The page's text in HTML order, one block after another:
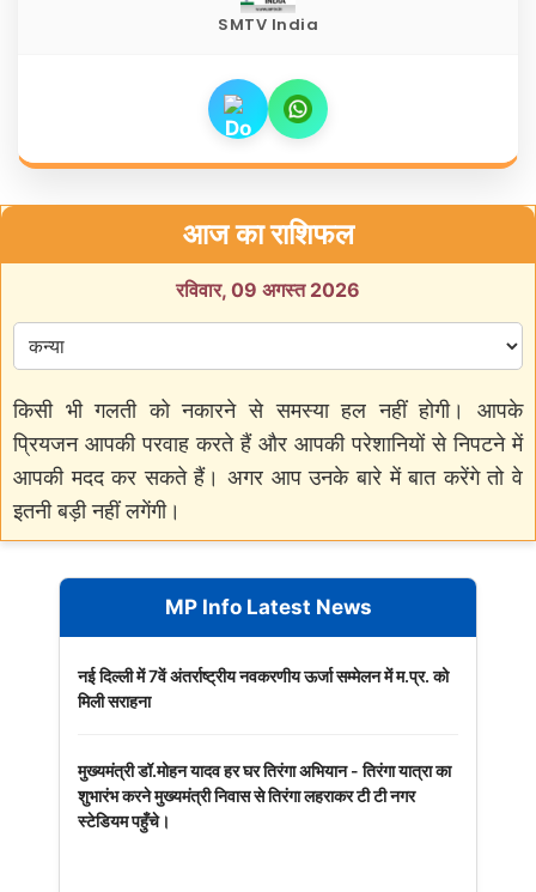
SMTV India
आज का राशिफल
रविवार, 09 अगस्त 2026
किसी भी गलती को नकारने से समस्या हल नहीं होगी। आपके
प्रियजन आपकी परवाह करते हैं और आपकी परेशानियों से निपटने में
आपकी मदद कर सकते हैं। अगर आप उनके बारे में बात करेंगे तो वे
इतनी बड़ी नहीं लगेंगी।
MP Info Latest News
नई दिल्ली में 7वें अंतर्राष्ट्रीय नवकरणीय ऊर्जा सम्मेलन में म.प्र. को
मिली सराहना
मुख्यमंत्री डॉ.मोहन यादव हर घर तिरंगा अभियान - तिरंगा यात्रा का
शुभारंभ करने मुख्यमंत्री निवास से तिरंगा लहराकर टी टी नगर
स्टेडियम पहुँचे।